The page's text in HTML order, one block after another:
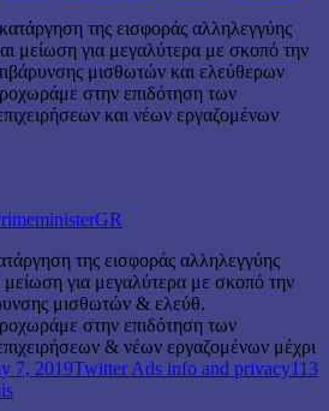
της εισφοράς αλληλεγγύης
μείωση για μεγαλύτερα με σκοπό την
μισθωτών και ελεύθερων
στην επιδότηση των
και νέων εργαζομένων
της εισφοράς αλληλεγγύης
για μεγαλύτερα με σκοπό την
μισθωτών & ελεύθ.
στην επιδότηση των
& νέων εργαζομένων μέχρι
7, 2019Twitter Ads info and privacy113